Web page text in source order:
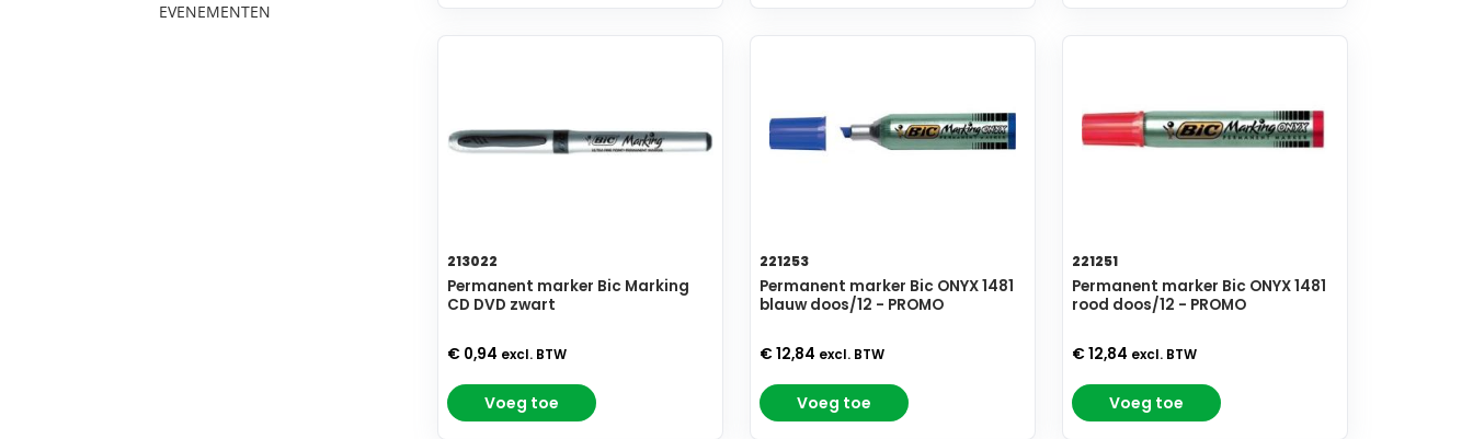
EVENEMENTEN
213022
Permanent marker Bic Marking
CD DVD zwart
€ 0,94 excl. BTW
Voeg toe
221253
Permanent marker Bic ONYX 1481
blauw doos/12 - PROMO
€ 12,84 excl. BTW
Voeg toe
221251
Permanent marker Bic ONYX 1481
rood doos/12 - PROMO
€ 12,84 excl. BTW
Voeg toe